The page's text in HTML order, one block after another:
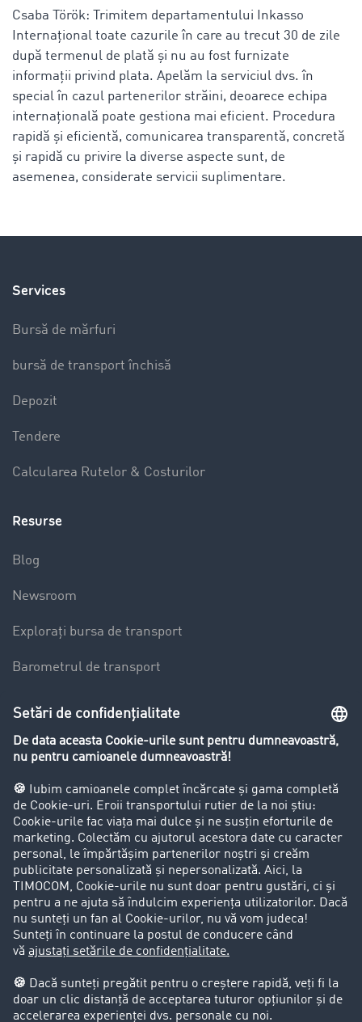
Csaba Török: Trimitem departamentului Inkasso
Internațional toate cazurile în care au trecut 30 de zile
după termenul de plată și nu au fost furnizate
informații privind plata. Apelăm la serviciul dvs. în
special în cazul partenerilor străini, deoarece echipa
internațională poate gestiona mai eficient. Procedura
rapidă și eficientă, comunicarea transparentă, concretă
și rapidă cu privire la diverse aspecte sunt, de
asemenea, considerate servicii suplimentare.
Services
Bursă de mărfuri
bursă de transport închisă
Depozit
Tendere
Calcularea Rutelor & Costurilor
Resurse
Blog
Newsroom
Explorați bursa de transport
Barometrul de transport
Lexicon de Transport
Restricții de circulație pentru autocamioane
Firma
Success Stories
Clienții aduc clienți
Aspecte legale
Impressum
Protecția datelor